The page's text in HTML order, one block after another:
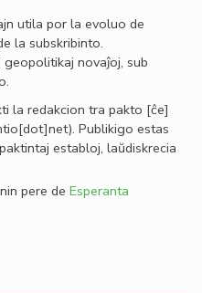
utila por la evoluo de
la subskribinto.
novaĵoj, sub
la redakcion tra pakto [ĉe]
. Publikigo estas
establoj, laŭdiskrecia
pere de Esperanta